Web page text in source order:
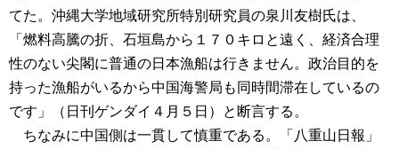
てた。沖縄大学地域研究所特別研究員の泉川友樹氏は、
「燃料高騰の折、石垣島から１７０キロと遠く、経済合理
性のない尖閣に普通の日本漁船は行きません。政治目的を
持った漁船がいるから中国海警局も同時間滞在しているの
です」（日刊ゲンダイ４月５日）と断言する。
ちなみに中国側は一貫して慎重である。「八重山日報」